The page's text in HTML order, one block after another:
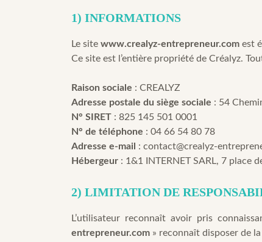
1) INFORMATIONS
Le site www.crealyz-entrepreneur.com est
Ce site est l’entière propriété de Créalyz.
Raison sociale : CREALYZ
Adresse postale du siège sociale : 54
N° SIRET : 825 145 501 0001
N° de téléphone : 04 66 54 80 78
Adresse e-mail
: contact@crealyz-
Hébergeur : 1&1 INTERNET SARL, 7 place
2) LIMITATION DE
L’utilisateur reconnaît avoir pris
entrepreneur.com » reconnaît disposer de